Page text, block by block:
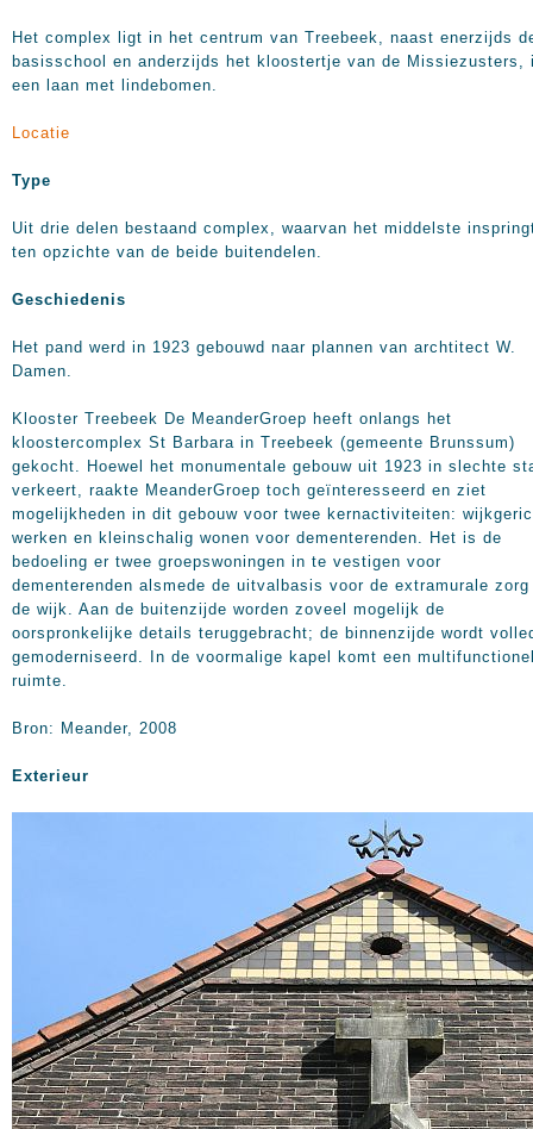
Het complex ligt in het centrum van Treebeek, naast enerzijds
basisschool en anderzijds het kloostertje van de Missiezusters,
een laan met lindebomen.
Locatie
Type
Uit drie delen bestaand complex, waarvan het middelste
ten opzichte van de beide buitendelen.
Geschiedenis
Het pand werd in 1923 gebouwd naar plannen van archtitect W.
Damen.
Klooster Treebeek De MeanderGroep heeft onlangs het
kloostercomplex St Barbara in Treebeek (gemeente Brunssum)
gekocht. Hoewel het monumentale gebouw uit 1923 in slechte
verkeert, raakte MeanderGroep toch geïnteresseerd en ziet
mogelijkheden in dit gebouw voor twee kernactiviteiten:
werken en kleinschalig wonen voor dementerenden. Het is de
bedoeling er twee groepswoningen in te vestigen voor
dementerenden alsmede de uitvalbasis voor de extramurale
de wijk. Aan de buitenzijde worden zoveel mogelijk de
oorspronkelijke details teruggebracht; de binnenzijde wordt
gemoderniseerd. In de voormalige kapel komt een
ruimte.
Bron: Meander, 2008
Exterieur